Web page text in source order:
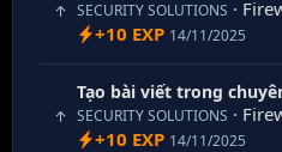
SECURITY SOLUTIONS ·
+10 EXP 14/11/2025
Tạo bài viết trong
SECURITY SOLUTIONS ·
+10 EXP 14/11/2025